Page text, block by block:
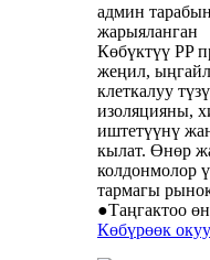
админ
жарыяланган
Көбүктүү PP
жеңил,
клеткалуу
изоляцияны,
иштетүүнү
кылат. Өнөр
колдонмолор
тармагы
●Таңгактоо
Көбүрөөк окуу